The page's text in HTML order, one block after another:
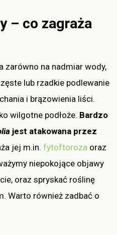
– co zagraża
zarówno na nadmiar wody,
lub rzadkie podlewanie
i brązowienia liści.
wilgotne podłoże. Bardzo
jest atakowana przez
jej m.in. fytoftoroza oraz
niepokojące objawy
oraz spryskać roślinę
Warto również zadbać o